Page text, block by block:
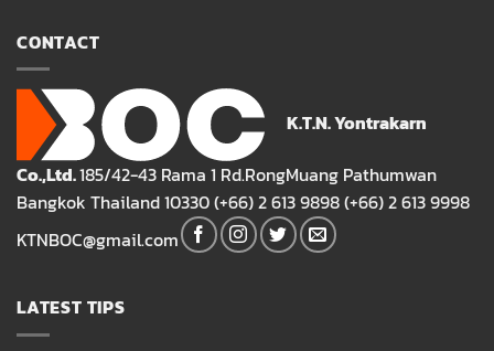
CONTACT
K.T.N. Yontrakarn
Co.,Ltd.185/42-43 Rama 1 Rd.RongMuang Pathumwan
Bangkok Thailand 10330 (+66) 2 613 9898 (+66) 2 613 9998
KTNBOC@gmail.com
LATEST TIPS